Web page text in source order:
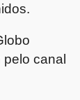
pelo canal